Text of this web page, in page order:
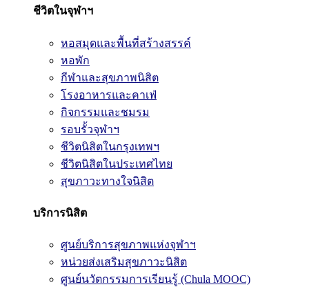
ชีวิตในจุฬาฯ
หอสมุดและพื้นที่สร้างสรรค์
หอพัก
กีฬาและสุขภาพนิสิต
โรงอาหารและคาเฟ่
กิจกรรมและชมรม
รอบรั้วจุฬาฯ
ชีวิตนิสิตในกรุงเทพฯ
ชีวิตนิสิตในประเทศไทย
สุขภาวะทางใจนิสิต
บริการนิสิต
ศูนย์บริการสุขภาพแห่งจุฬาฯ
หน่วยส่งเสริมสุขภาวะนิสิต
ศูนย์นวัตกรรมการเรียนรู้ (Chula MOOC)